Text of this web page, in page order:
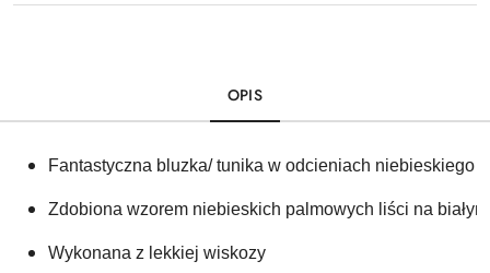
OPIS
Fantastyczna bluzka/ tunika w odcieniach niebieskiego i
Zdobiona wzorem niebieskich palmowych liści na
Wykonana z lekkiej wiskozy